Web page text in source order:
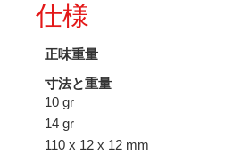
仕様
正味重量
寸法と重量
10 gr
14 gr
110 x 12 x 12 mm